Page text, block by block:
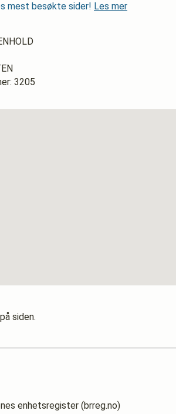
mest besøkte sider! Les mer
3205
siden.
enhetsregister (brreg.no)